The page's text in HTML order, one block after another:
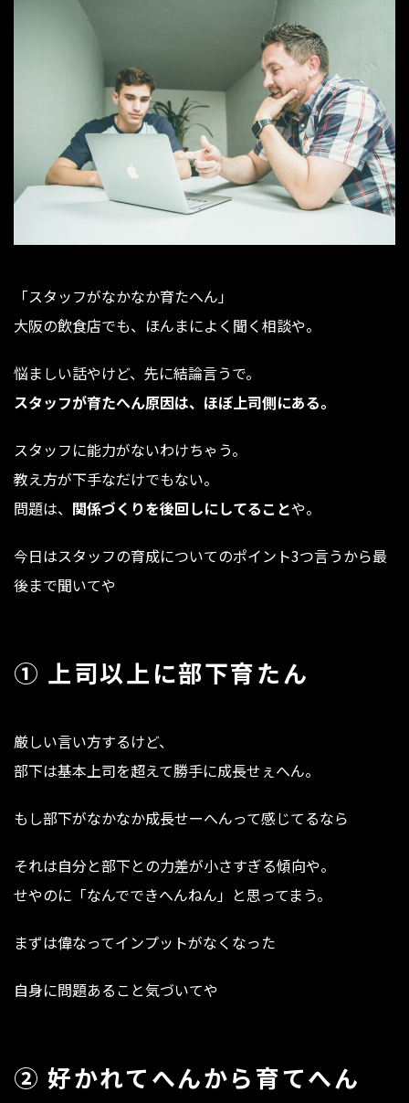
「スタッフがなかなか育たへん」
大阪の飲食店でも、ほんまによく聞く相談や。
悩ましい話やけど、先に結論言うで。
スタッフが育たへん原因は、ほぼ上司側にある。
スタッフに能力がないわけちゃう。
教え方が下手なだけでもない。
問題は、 関係づくりを後回しにしてることや。
今日はスタッフの育成についてのポイント3つ言うから最
後まで聞いてや
① 上司以上に部下育たん
厳しい言い方するけど、
部下は基本上司を超えて勝手に成長せぇへん。
もし部下がなかなか成長せーへんって感じてるなら
それは自分と部下との力差が小さすぎる傾向や。
せやのに「なんでできへんねん」と思ってまう。
まずは偉なってインプットがなくなった
自身に問題あること気づいてや
② 好かれてへんから育てへん